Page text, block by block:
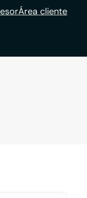
Área cliente